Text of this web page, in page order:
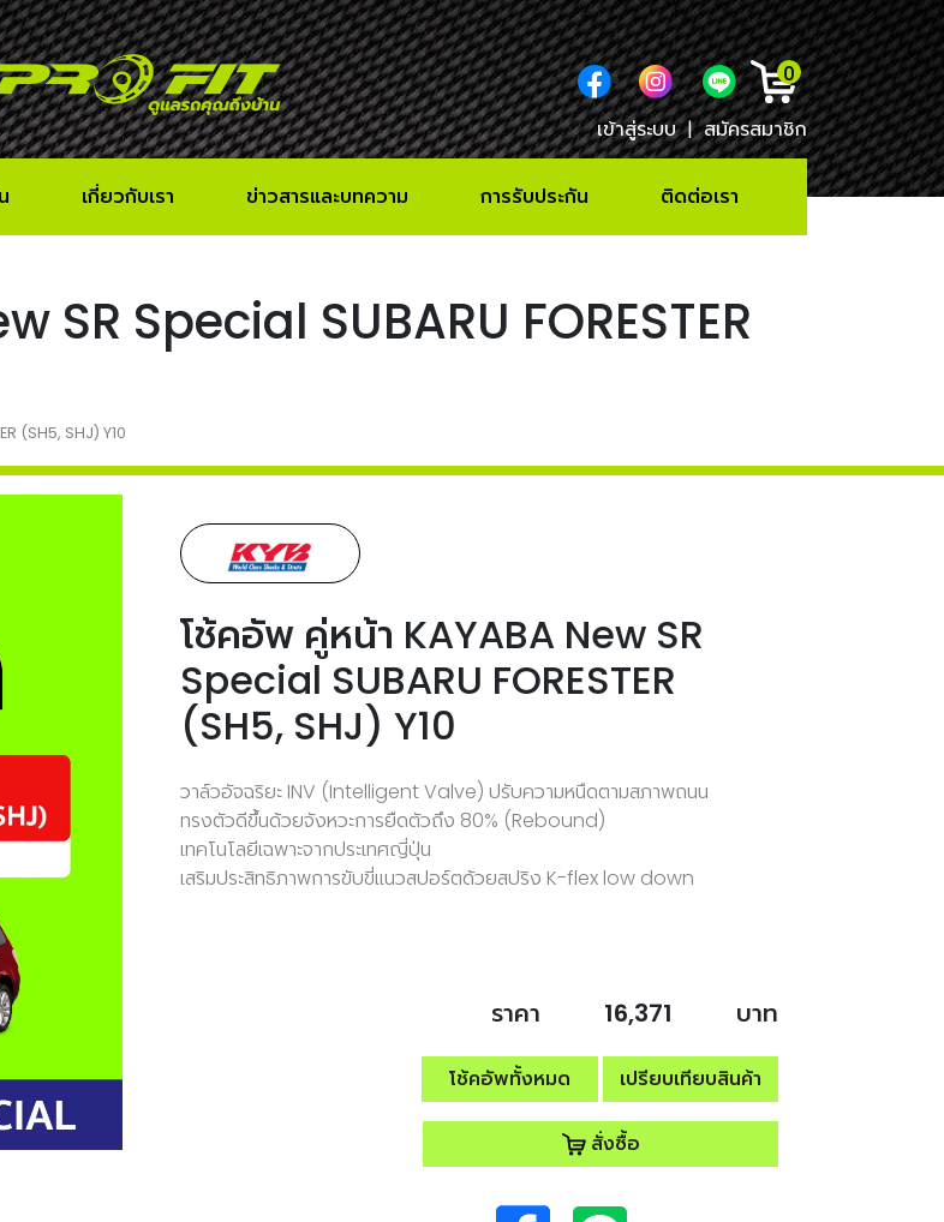
0
เข้าสู่ระบบ | สมัครสมาชิก
เกี่ยวกับเรา ข่าวสารและบทความ การรับประกัน ติดต่อเรา
SR Special SUBARU FORESTER
(SH5, SHJ) Y10
โช้คอัพ คู่หน้า KAYABA New SR
Special SUBARU FORESTER
(SH5, SHJ) Y10
วาล์วอัจฉริยะ INV (Intelligent Valve) ปรับความหนืดตามสภาพถนน
ทรงตัวดีขึ้นด้วยจังหวะการยืดตัวถึง 80% (Rebound)
เทคโนโลยีเฉพาะจากประเทศญี่ปุ่น
เสริมประสิทธิภาพการขับขี่แนวสปอร์ตด้วยสปริง K-flex low down
ราคา 16,371 บาท
โช้คอัพทั้งหมด เปรียบเทียบสินค้า
สั่งซื้อ